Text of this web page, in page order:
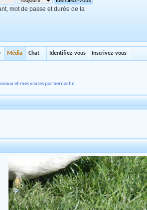
mot de passe et durée de la
Média Chat Identifiez-vous Inscrivez-vous
et mes visites par bernache